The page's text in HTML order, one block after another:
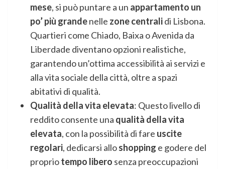
mese, si può puntare a un appartamento un
po’ più grandenelle zone centralidi Lisbona.
Quartieri come Chiado, Baixa o Avenida da
Liberdade diventano opzioni realistiche,
garantendo un’ottima accessibilità ai servizi e
alla vita sociale della città, oltre a spazi
abitativi di qualità.
Qualità della vita elevata: Questo livello di
reddito consente una qualità della vita
elevata, con la possibilità di fare uscite
regolari, dedicarsi alloshopping e godere del
propriotempo libero senza preoccupazioni